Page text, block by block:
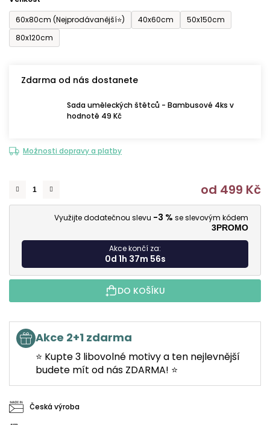
60x80cm (Nejprodávanější⭐)
40x60cm
50x150cm
80x120cm
Zdarma od nás dostanete
Sada uměleckých štětců - Bambusové 4ks v
hodnotě 49 Kč
Možnosti dopravy a platby
od 499 Kč
Využijte dodatečnou slevu -3 % se slevovým kódem
3PROMO
Akce končí za:
0d 1h 37m 55s
DO KOŠÍKU
Akce 2+1 zdarma
⭐ Kupte 3 libovolné motivy a ten nejlevnější
budete mít od nás ZDARMA! ⭐
Česká výroba